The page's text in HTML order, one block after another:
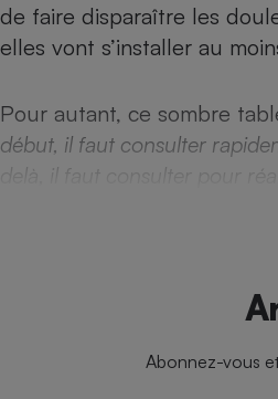
de faire disparaître les
elles vont s’installer au
Pour autant, ce sombre
début, il faut consulter
delà, il faut consulter pour
Abonnez-vous